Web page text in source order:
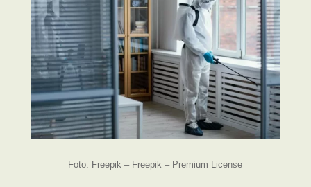
Foto: Freepik – Freepik – Premium License